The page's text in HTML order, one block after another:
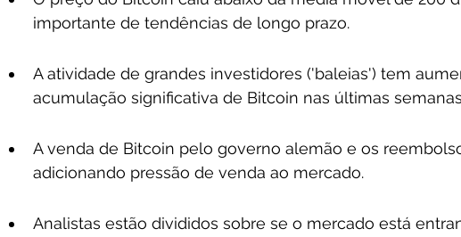
importante de tendências de longo prazo.
A atividade de grandes investidores ('baleias') tem
acumulação significativa de Bitcoin nas últimas
A venda de Bitcoin pelo governo alemão e os
adicionando pressão de venda ao mercado.
Analistas estão divididos sobre se o mercado está